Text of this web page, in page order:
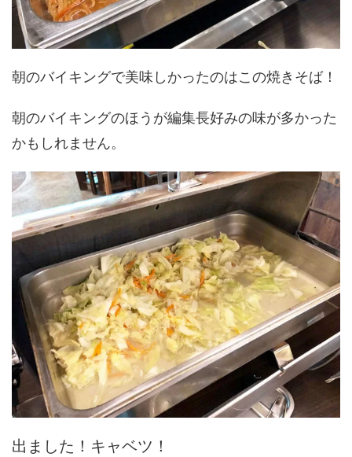
朝のバイキングで美味しかったのはこの焼きそば！
朝のバイキングのほうが編集長好みの味が多かった
かもしれません。
出ました！キャベツ！